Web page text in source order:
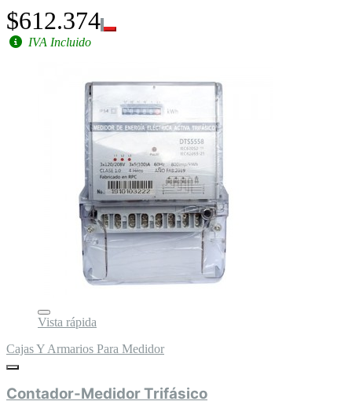
$612.374
IVA Incluido
Vista rápida
Cajas Y Armarios Para Medidor
Contador-Medidor Trifásico